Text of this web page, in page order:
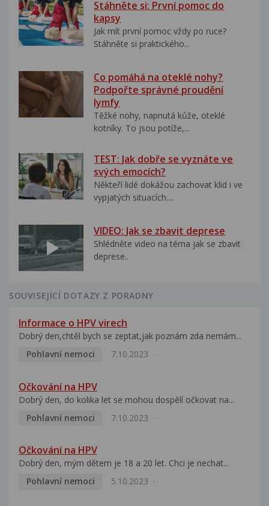
Stáhněte si: První pomoc do
kapsy
Jak mít první pomoc vždy po ruce?
Stáhněte si praktického...
Co pomáhá na oteklé nohy?
Podpořte správné proudění
lymfy
Těžké nohy, napnutá kůže, oteklé
kotníky. To jsou potíže,...
TEST: Jak dobře se vyznáte ve
svých emocích?
Někteří lidé dokážou zachovat klid i ve
vypjatých situacích....
VIDEO: Jak se zbavit deprese
Shlédněte video na téma jak se zbavit
deprese..
SOUVISEJÍCÍ DOTAZY Z PORADNY
Informace o HPV virech
Dobrý den,chtěl bych se zeptat,jak poznám zda nemám...
Pohlavní nemoci
7.10.2023
Očkování na HPV
Dobrý den, do kolika let se mohou dospělí očkovat na...
Pohlavní nemoci
7.10.2023
Očkování na HPV
Dobrý den, mým dětem je 18 a 20 let. Chci je nechat...
Pohlavní nemoci
5.10.2023